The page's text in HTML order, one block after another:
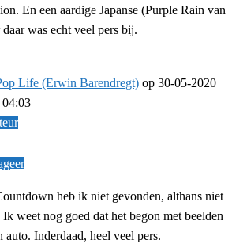
En een aardige Japanse (Purple Rain van
was echt veel pers bij.
Life (Erwin Barendregt) op 30-05-2020
heb ik niet gevonden, althans niet
weet nog goed dat het begon met beelden
auto. Inderdaad, heel veel pers.